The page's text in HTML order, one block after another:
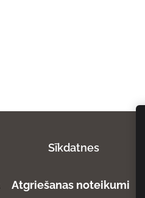
Sīkdatnes
Atgriešanas noteikumi